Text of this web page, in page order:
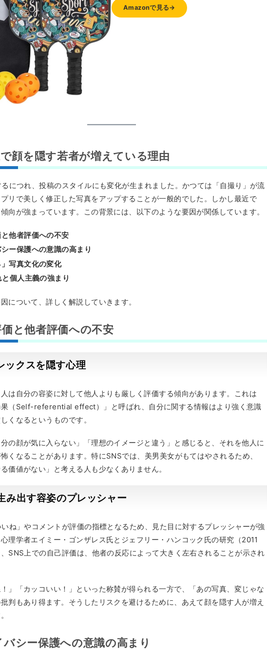
Amazonで見る→
顔を隠す若者が増えている理由
につれ、投稿のスタイルにも変化が生まれました。かつては「自撮り」が流
リで美しく修正した写真をアップすることが一般的でした。しかし最近で
向が強まっています。この背景には、以下のような要因が関係しています。
他者評価への不安
ー保護への意識の高まり
」写真文化の変化
個人主義の強まり
について、詳しく解説していきます。
と他者評価への不安
ックスを隠す心理
は自分の容姿に対して他人よりも厳しく評価する傾向があります。これは
果（Self-referential effect）」と呼ばれ、自分に関する情報はより強く意識
くなるというものです。
の顔が気に入らない」「理想のイメージと違う」と感じると、それを他人に
くなることがあります。特にSNSでは、美男美女がもてはやされるため、
る価値がない」と考える人も少なくありません。
み出す容姿のプレッシャー
ね」やコメントが評価の指標となるため、見た目に対するプレッシャーが強
理学者エイミー・ゴンザレス氏とジェフリー・ハンコック氏の研究（2011
SNS上での自己評価は、他者の反応によって大きく左右されることが示され
！」「カッコいい！」といった称賛が得られる一方で、「あの写真、変じゃな
判もあり得ます。そうしたリスクを避けるために、あえて顔を隠す人が増え
シー保護への意識の高まり